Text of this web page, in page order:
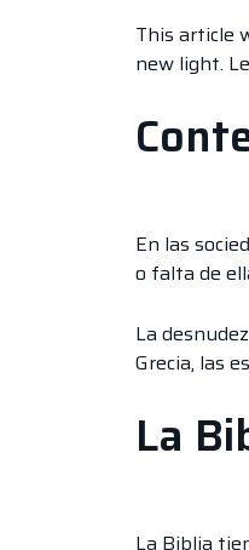
This article
new light.
En las
o falta de
La
Grecia, las
La
La Biblia